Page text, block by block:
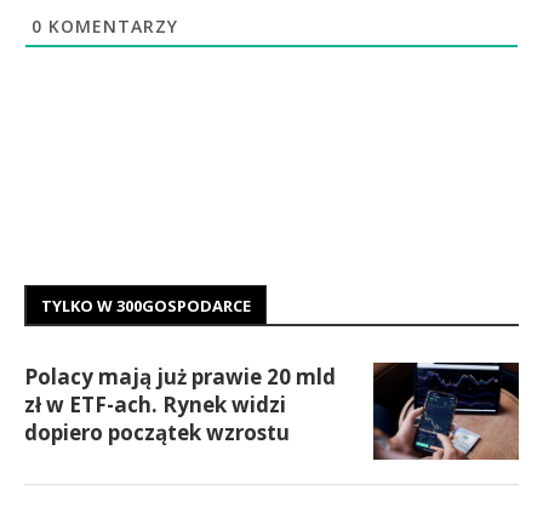
0 KOMENTARZY
TYLKO W 300GOSPODARCE
Polacy mają już prawie 20 mld
zł w ETF-ach. Rynek widzi
dopiero początek wzrostu